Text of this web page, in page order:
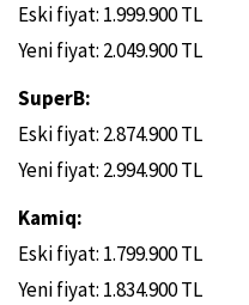
Eski fiyat: 1.999.900 TL
Yeni fiyat: 2.049.900 TL
SuperB:
Eski fiyat: 2.874.900 TL
Yeni fiyat: 2.994.900 TL
Kamiq:
Eski fiyat: 1.799.900 TL
Yeni fiyat: 1.834.900 TL